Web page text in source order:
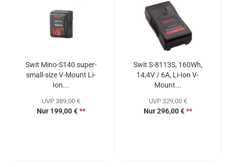
Swit Mino-S140 super-
small-size V-Mount Li-
Ion...
UVP 389,00 €
Nur 199,00 €**
Swit S-8113S, 160Wh,
14,4V / 6A, Li-Ion V-
Mount...
UVP 329,00 €
Nur 296,00 €**